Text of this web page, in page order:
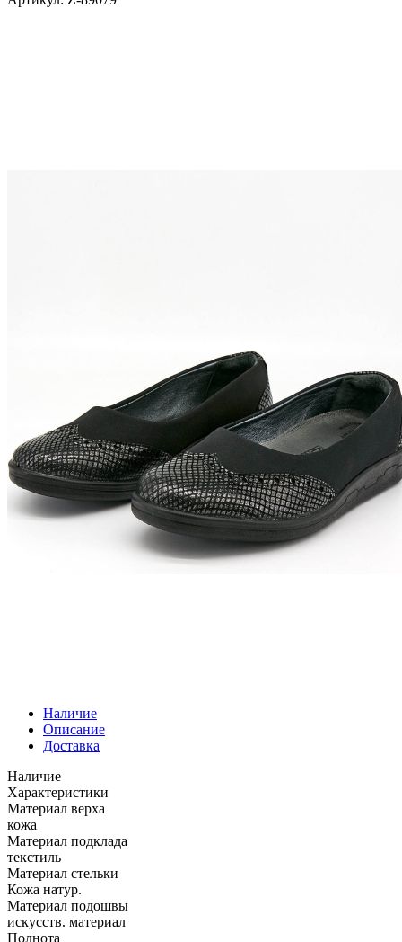
Наличие
Описание
Доставка
Наличие
Характеристики
Материал верха
кожа
Материал подклада
текстиль
Материал стельки
Кожа натур.
Материал подошвы
искусств. материал
Полнота